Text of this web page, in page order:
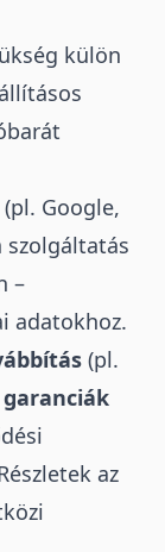
külön
Google,
szolgáltatás
–
adatokhoz.
(pl.
az